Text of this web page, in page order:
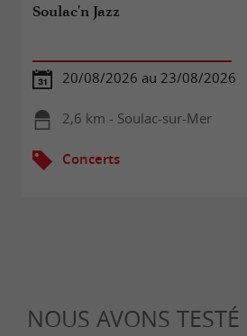
Soulac'n Jazz
20/08/2026 au 23/08/2026
2,6 km - Soulac-sur-Mer
Concerts
NOUS AVONS TESTÉ